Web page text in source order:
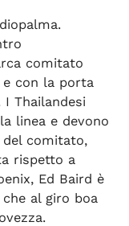
comitato
con la porta
I Thailandesi
linea e devono
comitato,
rispetto a
Ed Baird è
al giro boa